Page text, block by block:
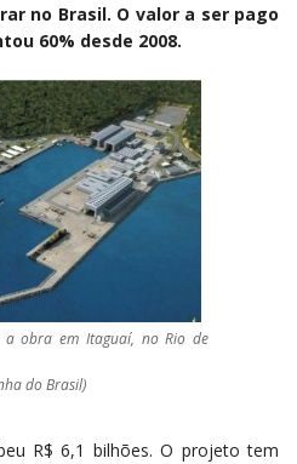
no Brasil. O valor a ser pago
60% desde 2008.
a obra em Itaguaí, no Rio de
do Brasil)
R$ 6,1 bilhões. O projeto tem